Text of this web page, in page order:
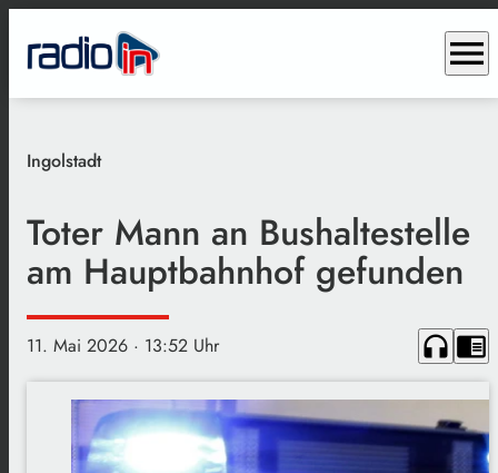
menu
Ingolstadt
Toter Mann an Bushaltestelle
am Hauptbahnhof gefunden
11. Mai 2026 · 13:52 Uhr headphones chrome_reader_mode